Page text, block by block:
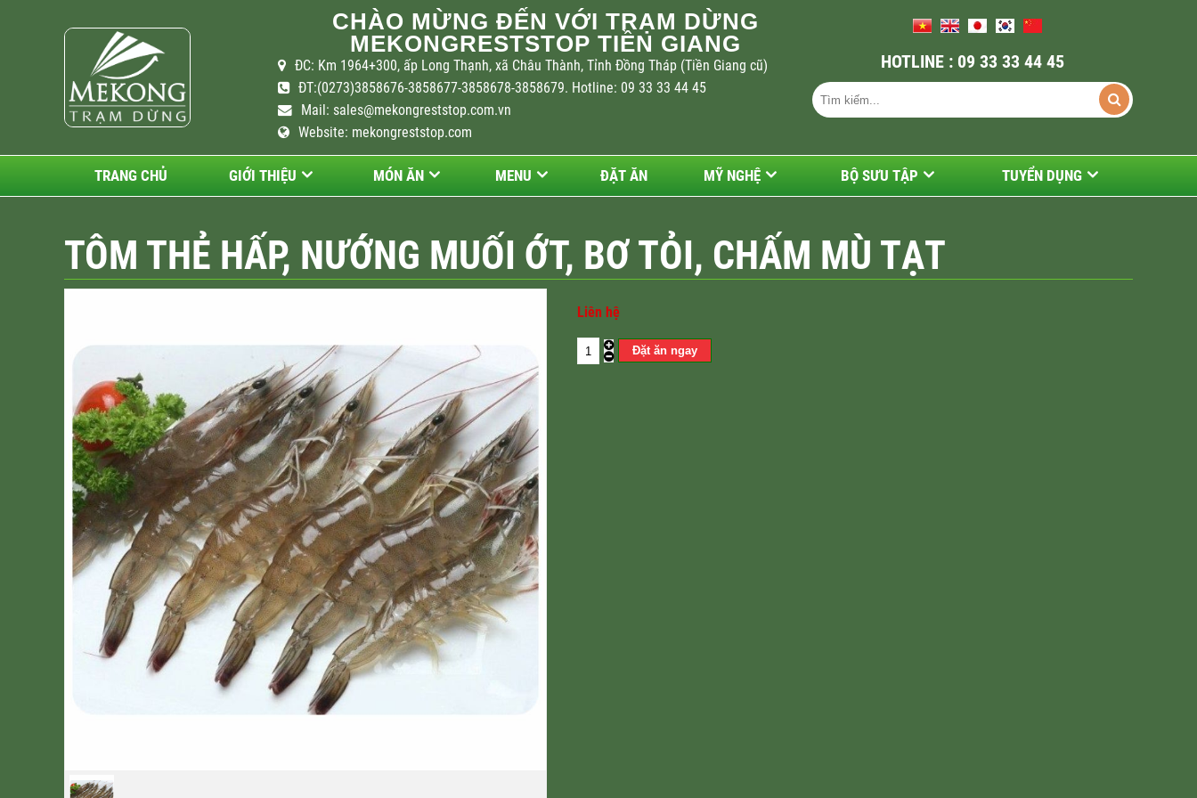
CHÀO MỪNG ĐẾN VỚI TRẠM DỪNG
MEKONGRESTSTOP TIỀN GIANG
ĐC: Km 1964+300, ấp Long Thạnh, xã Châu Thành, Tỉnh Đồng Tháp (Tiền Giang cũ)
ĐT:(0273)3858676-3858677-3858678-3858679. Hotline: 09 33 33 44 45
Mail: sales@mekongreststop.com.vn
Website: mekongreststop.com
HOTLINE : 09 33 33 44 45
TRANG CHỦ GIỚI THIỆU MÓN ĂN MENU ĐẶT ĂN MỸ NGHỆ BỘ SƯU TẬP TUYỂN DỤNG
TÔM THẺ HẤP, NƯỚNG MUỐI ỚT, BƠ TỎI, CHẤM MÙ TẠT
Liên hệ